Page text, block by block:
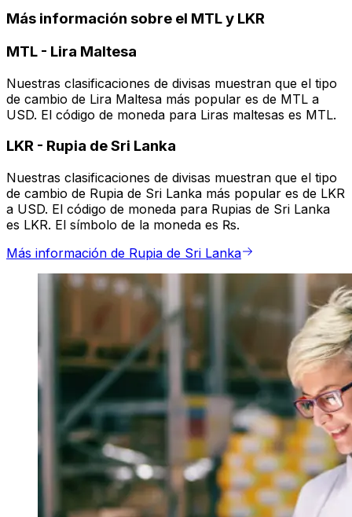
Más información sobre el MTL y LKR
MTL - Lira Maltesa
Nuestras clasificaciones de divisas muestran que el tipo
de cambio de Lira Maltesa más popular es de MTL a
USD. El código de moneda para Liras maltesas es MTL.
LKR - Rupia de Sri Lanka
Nuestras clasificaciones de divisas muestran que el tipo
de cambio de Rupia de Sri Lanka más popular es de LKR
a USD. El código de moneda para Rupias de Sri Lanka
es LKR. El símbolo de la moneda es ₨.
Más información de Rupia de Sri Lanka